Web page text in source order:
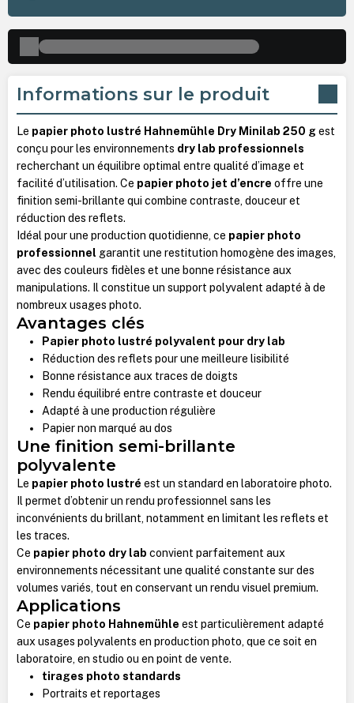
Informations sur le produit
Le papier photo lustré Hahnemühle Dry Minilab 250 g est
conçu pour les environnements dry lab professionnels
recherchant un équilibre optimal entre qualité d’image et
facilité d’utilisation. Ce papier photo jet d’encre offre une
finition semi-brillante qui combine contraste, douceur et
réduction des reflets.
Idéal pour une production quotidienne, ce papier photo
professionnel garantit une restitution homogène des images,
avec des couleurs fidèles et une bonne résistance aux
manipulations. Il constitue un support polyvalent adapté à de
nombreux usages photo.
Avantages clés
Papier photo lustré polyvalent pour dry lab
Réduction des reflets pour une meilleure lisibilité
Bonne résistance aux traces de doigts
Rendu équilibré entre contraste et douceur
Adapté à une production régulière
Papier non marqué au dos
Une finition semi-brillante
polyvalente
Le papier photo lustré est un standard en laboratoire photo.
Il permet d’obtenir un rendu professionnel sans les
inconvénients du brillant, notamment en limitant les reflets et
les traces.
Ce papier photo dry lab convient parfaitement aux
environnements nécessitant une qualité constante sur des
volumes variés, tout en conservant un rendu visuel premium.
Applications
Ce papier photo Hahnemühle est particulièrement adapté
aux usages polyvalents en production photo, que ce soit en
laboratoire, en studio ou en point de vente.
tirages photo standards
Portraits et reportages